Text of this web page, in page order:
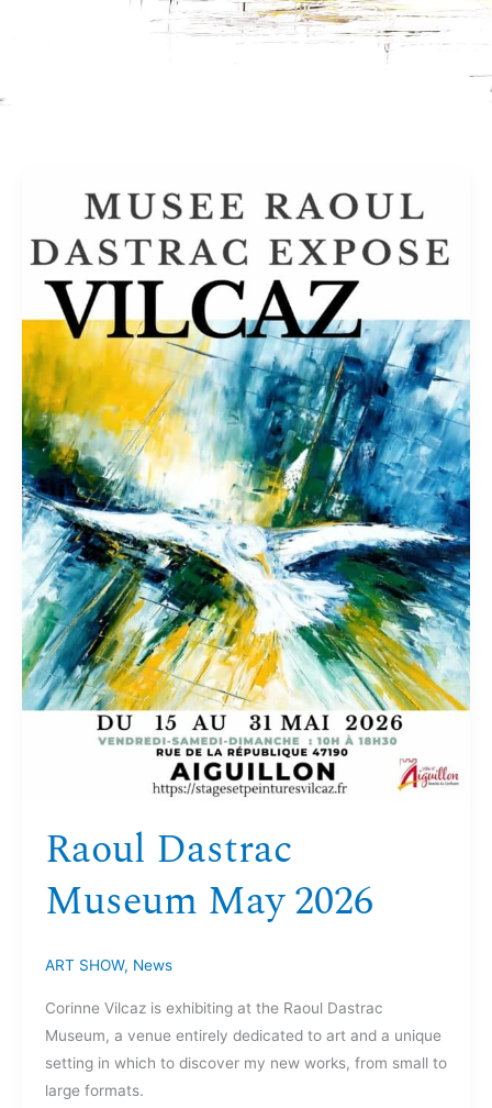
Raoul Dastrac
Museum May 2026
ART SHOW, News
Corinne Vilcaz is exhibiting at the Raoul Dastrac
Museum, a venue entirely dedicated to art and a unique
setting in which to discover my new works, from small to
large formats.
Dastrac
May
2026